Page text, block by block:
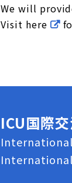
We will
Visit here
ICU国際